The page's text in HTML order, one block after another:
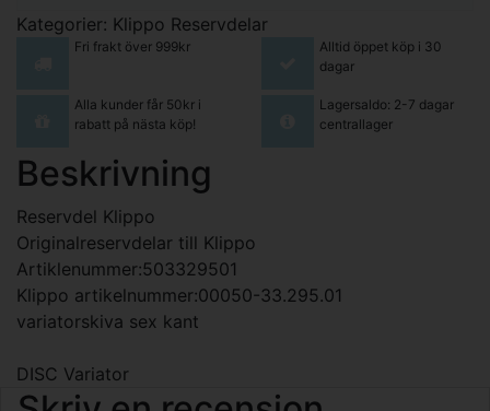
Kategorier: Klippo Reservdelar
Fri frakt över 999kr
Alltid öppet köp i 30
dagar
Alla kunder får 50kr i
rabatt på nästa köp!
Lagersaldo: 2-7 dagar
centrallager
Beskrivning
Reservdel Klippo
Originalreservdelar till Klippo
Artiklenummer:503329501
Klippo artikelnummer:00050-33.295.01
variatorskiva sex kant
DISC Variator